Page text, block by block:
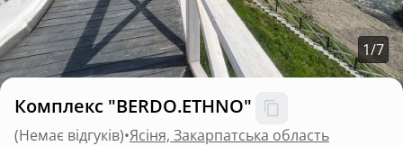
1/7
Комплекс "BERDO.ETHNO"
(Немає відгуків)•Ясіня, Закарпатська область